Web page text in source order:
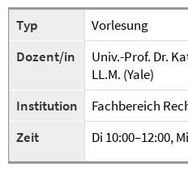
Typ
Vorlesung
Dozent/in
Univ.-Prof. Dr.
LL.M. (Yale)
Institution
Fachbereich
Zeit
Di 10:00–12:00,